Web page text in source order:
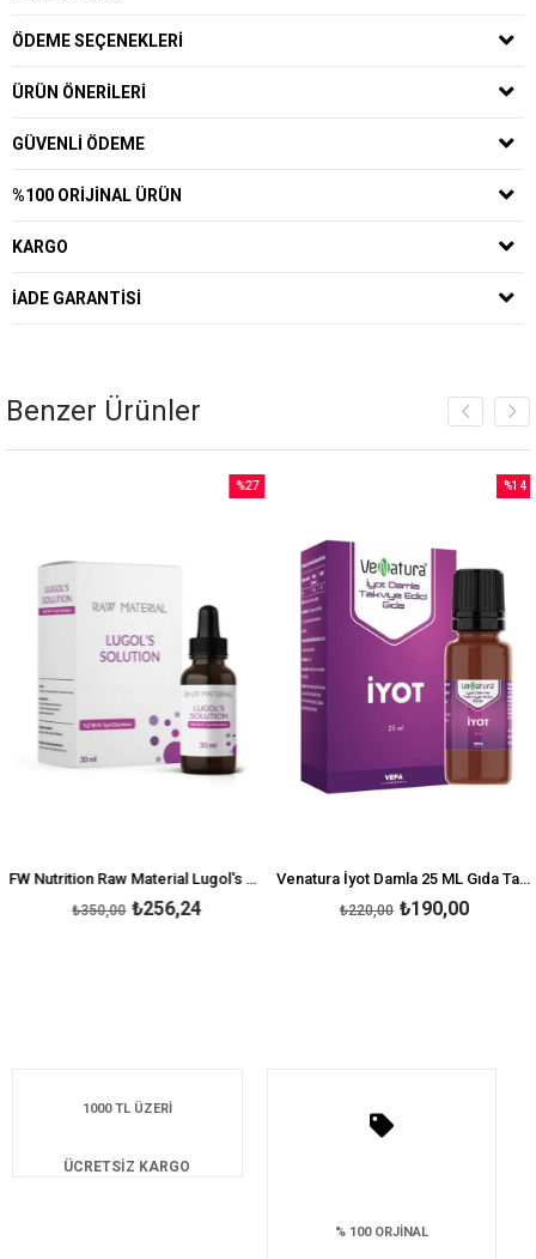
ÖDEME SEÇENEKLERI
ÜRÜN ÖNERILERI
GÜVENLI ÖDEME
%100 ORIJINAL ÜRÜN
KARGO
İADE GARANTISI
Benzer Ürünler
FW Nutrition Raw Material Lugol's Solution Iyot %2 Damla 30 ml
₺256,24
₺350,00
%27
Venatura İyot Damla 25 ML Gıda Takviyesi
₺190,00
₺220,00
%14
1000 TL ÜZERİ
ÜCRETSİZ KARGO
% 100 ORJİNAL